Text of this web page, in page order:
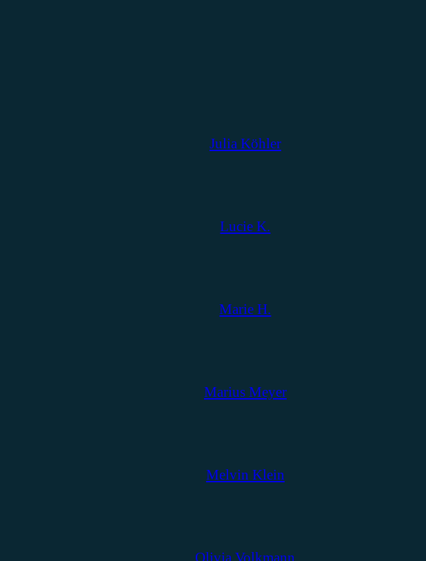
Julia Köhler
Lucie K.
Marie H.
Marius Meyer
Melvin Klein
Olivia Volkmann